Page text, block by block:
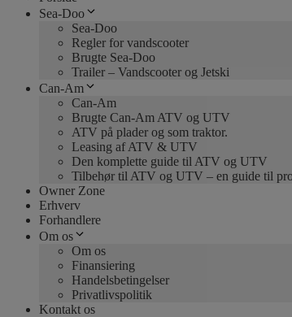
Sea-Doo
Sea-Doo
Regler for vandscooter
Brugte Sea-Doo
Trailer – Vandscooter og Jetski
Can-Am
Can-Am
Brugte Can-Am ATV og UTV
ATV på plader og som traktor.
Leasing af ATV & UTV
Den komplette guide til ATV og UTV
Tilbehør til ATV og UTV – en guide til
Owner Zone
Erhverv
Forhandlere
Om os
Om os
Finansiering
Handelsbetingelser
Privatlivspolitik
Kontakt os